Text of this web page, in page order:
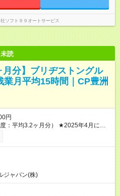
ソフト９９オートサービス
未読
月分】ブリヂストングル
月平均15時間｜CP豊洲
円
：平均3.2ヶ月分） ★2025年4月に、
ースアップ）しました！ ※残業は
外手当は100％支給しています。 ※試
です。
ジャパン(株)